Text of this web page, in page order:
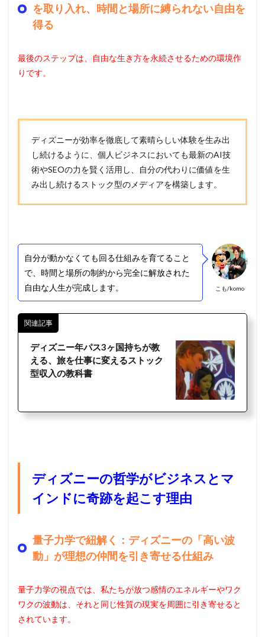
を取り入れ、時間と場所に縛られない自由を
得る
最後のステップは、自由な生き方を永続させるための環境作
りです。
ディズニーが効率を徹底して素晴らしい体験を生み出
し続けるように、個人ビジネスにおいても最新のAI技
術やSEOの力を賢く活用し、自分の代わりに価値を生
み出し続けるストック型のメディアを構築します。
こも/komo
自分が動かなくても回る仕組みを育てること
で、時間と場所の制約から完全に解放された
自由な人生が完成します。
関連記事
ディズニー年パス3ヶ国持ちが教
える、旅を仕事に変えるストック
型収入の教科書
ディズニーの哲学がビジネスとマ
インドに奇跡を起こす理由
量子力学で紐解く：ディズニーの「高い波
動」が理想の仲間を引き寄せる仕組み
量子力学の視点では、私たちが放つ感情のエネルギーやワク
ワクの波動は、それと同じ性質の現実を周囲に引き寄せると
されています。